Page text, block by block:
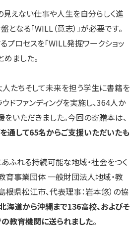
見えない仕事や人生を自分らしく進
なる「WILL（意志）」が必要です。
ロセスを「WILL発掘ワークショッ
めました。
人たちそして未来を担う学生に書籍を
ドファンディングを実施し、364人か
いただきました。今回の寄贈本は、
通して65名からご支援いただいたも
ふれる持続可能な地域・社会をつく
育事業団体 一般財団法人地域・教
根県松江市、代表理事：岩本悠）の協
海道から沖縄まで136高校、およびそ
教育機関に送られました。